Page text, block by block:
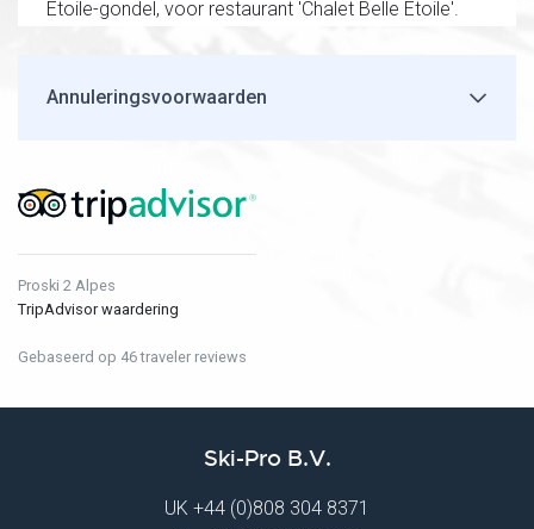
Etoile-gondel, voor restaurant 'Chalet Belle Etoile'.
Annuleringsvoorwaarden
Proski 2 Alpes
TripAdvisor waardering
Gebaseerd op 46 traveler reviews
Ski-Pro B.V.
UK +44 (0)808 304 8371